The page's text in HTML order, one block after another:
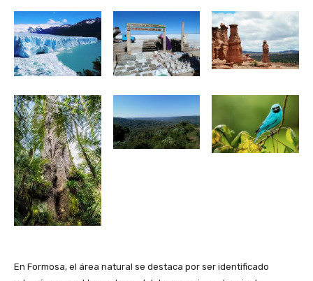
En Formosa, el área natural se destaca por ser identificado